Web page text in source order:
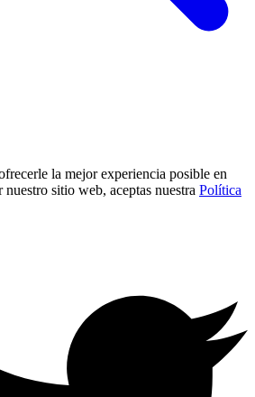
la mejor experiencia posible en
sitio web, aceptas nuestra Política